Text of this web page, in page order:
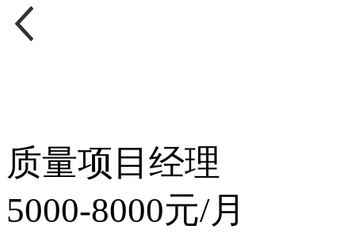
质量项目经理
5000-8000元/月